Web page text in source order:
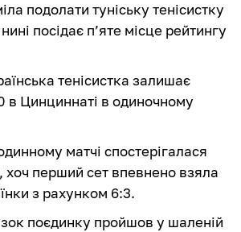
подолати туніську тенісистку
посідає п’яте місце рейтингу
тенісистка залишає
в Цинциннаті в одиночному
матчі спостерігалася
хоч перший сет впевнено взяла
з рахунком 6:3.
поєдинку пройшов у шаленій